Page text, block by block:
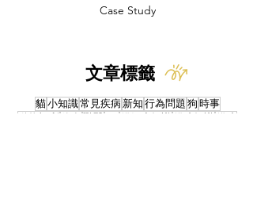
Case Study
文章標籤
貓小知識常見疾病 新知 行為問題 狗 時事